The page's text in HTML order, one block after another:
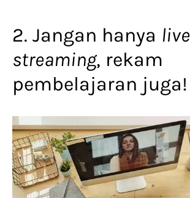
2. Jangan hanya live
streaming, rekam
pembelajaran juga!